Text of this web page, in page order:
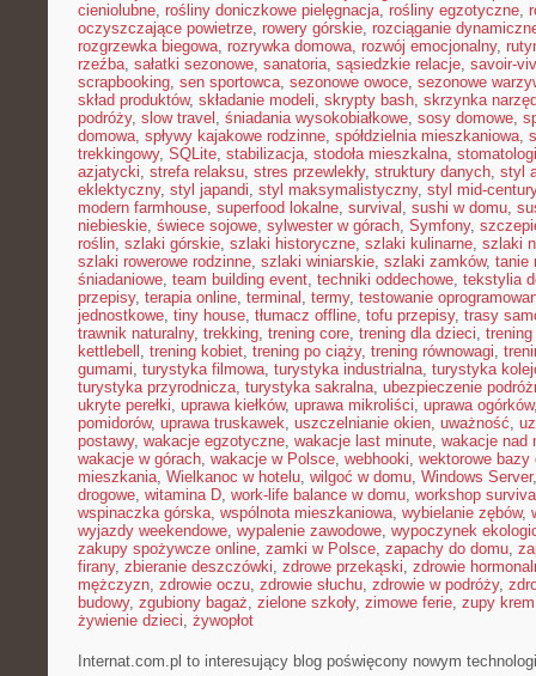
cieniolubne, rośliny doniczkowe pielęgnacja, rośliny egzotyczne,
oczyszczające powietrze, rowery górskie, rozciąganie
rozgrzewka biegowa, rozrywka domowa, rozwój emocjonalny,
rzeźba, sałatki sezonowe, sanatoria, sąsiedzkie relacje, savoir-
scrapbooking, sen sportowca, sezonowe owoce, sezonowe
skład produktów, składanie modeli, skrypty bash, skrzynka
podróży, slow travel , śniadania wysokobiałkowe, sosy domowe,
domowa, spływy kajakowe rodzinne, spółdzielnia mieszkaniowa,
trekkingowy, SQLite, stabilizacja, stodoła mieszkalna,
azjatycki, strefa relaksu, stres przewlekły, struktury danych, styl
eklektyczny, styl japandi, styl maksymalistyczny, styl mid-century
modern farmhouse, superfood lokalne, survival , sushi w domu,
niebieskie, świece sojowe, sylwester w górach, Symfony,
roślin, szlaki górskie, szlaki historyczne, szlaki kulinarne, szlaki
szlaki rowerowe rodzinne, szlaki winiarskie, szlaki zamków, tanie
śniadaniowe, team building event, techniki oddechowe, tekstylia
przepisy, terapia online, terminal , termy, testowanie
jednostkowe, tiny house, tłumacz offline, tofu przepisy, trasy
trawnik naturalny, trekking, trening core, trening dla dzieci,
kettlebell , trening kobiet, trening po ciąży, trening równowagi,
gumami, turystyka filmowa, turystyka industrialna, turystyka
turystyka przyrodnicza, turystyka sakralna, ubezpieczenie
ukryte perełki, uprawa kiełków, uprawa mikroliści, uprawa ogórków
pomidorów, uprawa truskawek, uszczelnianie okien, uważność,
postawy, wakacje egzotyczne, wakacje last minute, wakacje nad
wakacje w górach, wakacje w Polsce, webhooki, wektorowe bazy
mieszkania, Wielkanoc w hotelu, wilgoć w domu, Windows Server
drogowe, witamina D, work-life balance w domu, workshop
wspinaczka górska, wspólnota mieszkaniowa, wybielanie zębów,
wyjazdy weekendowe, wypalenie zawodowe, wypoczynek
zakupy spożywcze online, zamki w Polsce, zapachy do domu,
firany, zbieranie deszczówki, zdrowe przekąski, zdrowie
mężczyzn, zdrowie oczu, zdrowie słuchu, zdrowie w podróży,
budowy, zgubiony bagaż, zielone szkoły, zimowe ferie, zupy krem
żywienie dzieci, żywopłot
Internat.com.pl to interesujący blog poświęcony nowym